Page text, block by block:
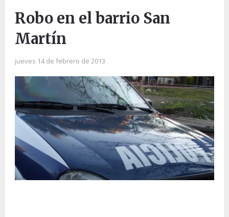
Robo en el barrio San
Martín
jueves 14 de febrero de 2013